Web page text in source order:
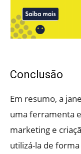
Conclusão
Em resumo, a
uma ferramenta
marketing e
utilizá-la de